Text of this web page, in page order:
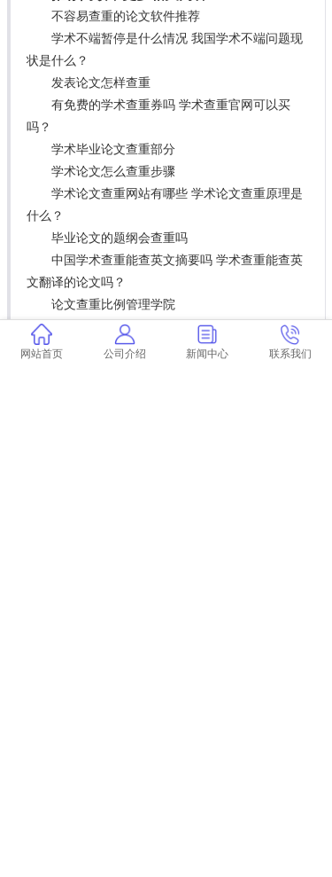
不容易查重的论文软件推荐
学术不端暂停是什么情况 我国学术不端问题现
状是什么？
发表论文怎样查重
有免费的学术查重券吗 学术查重官网可以买
吗？
学术毕业论文查重部分
学术论文怎么查重步骤
学术论文查重网站有哪些 学术论文查重原理是
什么？
毕业论文的题纲会查重吗
中国学术查重能查英文摘要吗 学术查重能查英
文翻译的论文吗？
论文查重比例管理学院
大四毕业论文查重app
翟天临四川大学学术不端 翟天临涉嫌学术不端
网站首页 公司介绍 新闻中心 联系我们